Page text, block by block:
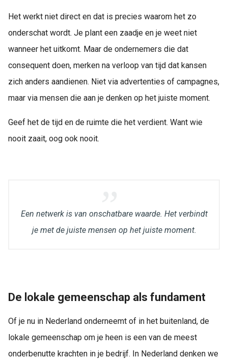
Het werkt niet direct en dat is precies waarom het zo
onderschat wordt. Je plant een zaadje en je weet niet
wanneer het uitkomt. Maar de ondernemers die dat
consequent doen, merken na verloop van tijd dat kansen
zich anders aandienen. Niet via advertenties of campagnes,
maar via mensen die aan je denken op het juiste moment.
Geef het de tijd en de ruimte die het verdient. Want wie
nooit zaait, oog ook nooit.
Een netwerk is van onschatbare waarde. Het verbindt
je met de juiste mensen op het juiste moment.
De lokale gemeenschap als fundament
Of je nu in Nederland onderneemt of in het buitenland, de
lokale gemeenschap om je heen is een van de meest
onderbenutte krachten in je bedrijf. In Nederland denken we